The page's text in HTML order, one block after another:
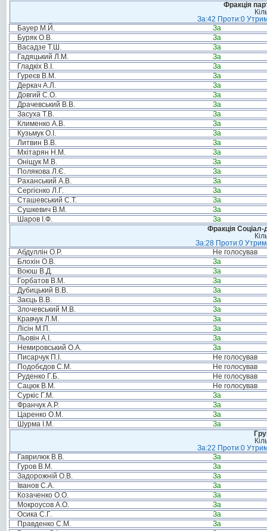
Фракція
За:42 Проти:0
Бауер М.Й.
За
Буряк О.В.
За
Васадзе Т.Ш.
За
Гадяцький Л.М.
За
Гладкіх В.І.
За
Гуреєв В.М.
За
Деркач А.Л.
За
Довгий С.О.
За
Драчевський В.В.
За
Засуха Т.В.
За
Клименко А.В.
За
Кузьмук О.І.
За
Литвин В.В.
За
Мхітарян Н.М.
За
Оніщук М.В.
За
Полякова Л.Є.
За
Раханський А.В.
За
Сергієнко Л.Г.
За
Сташевський С.Т.
За
Сушкевич В.М.
За
Шаров І.Ф.
За
Фракція Соціал-
За:28 Проти:0
Абдуллін О.Р.
Не голосував
Блохін О.В.
За
Воюш В.Д.
За
Горбатов В.М.
За
Дубицький В.В.
За
Заєць В.В.
За
Злочевський М.В.
За
Кравчук Л.М.
За
Лісін М.П.
За
Льовін А.І.
За
Немировський О.А.
За
Писарчук П.І.
Не голосував
Подобєдов С.М.
Не голосував
Руденко Г.Б.
Не голосував
Сацюк В.М.
Не голосував
Суркіс Г.М.
За
Франчук А.Р.
За
Царенко О.М.
За
Шурма І.М.
За
За:22 Проти:0
Гаврилюк В.В.
За
Гуров В.М.
За
Задорожній О.В.
За
Іванов С.А.
За
Козаченко О.О.
За
Мокроусов А.О.
За
Осика С.Г.
За
Правденко С.М.
За